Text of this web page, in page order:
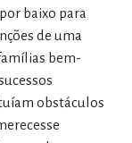
baixo para
de uma
bem-
obstáculos